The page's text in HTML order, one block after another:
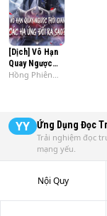
[Dịch] Vô Hạn
Quay Ngược
Thời Gian, Các
Hồng Phiên
YY Ứng Dụng Đọc
Trải nghiệm đọc
mạng yếu.
Nội Quy